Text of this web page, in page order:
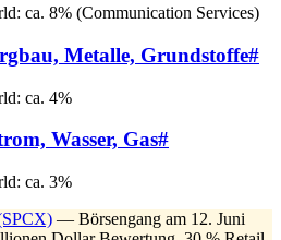
ca. 8% (Communication Services)
Metalle, Grundstoffe#
ca. 4%
Wasser, Gas#
ca. 3%
— Börsengang am 12. Juni